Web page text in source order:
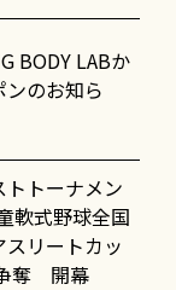
BODY LABか
のお知ら
トーナメン
軟式野球全国
リートカッ
奪 開幕